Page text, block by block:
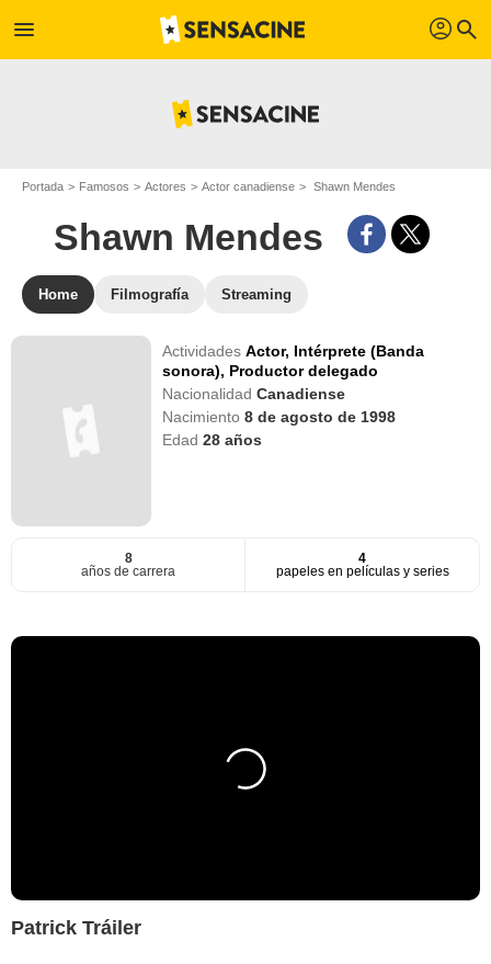
menu profil search
Portada Famosos Actores Actor canadiense Shawn Mendes
Shawn Mendes
Home Filmografía Streaming
ActividadesActor, Intérprete (Banda
sonora), Productor delegado
NacionalidadCanadiense
Nacimiento8 de agosto de 1998
Edad28 años
8
años de carrera
4
papeles en películas y series
Patrick Tráiler